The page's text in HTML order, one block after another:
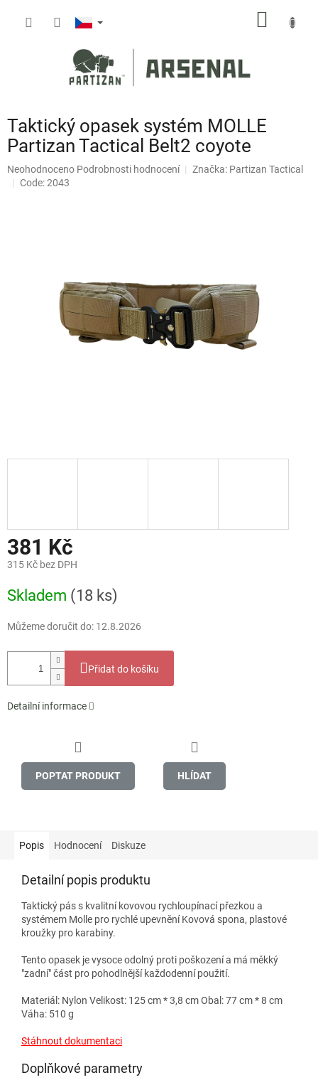
Taktický opasek systém MOLLE
Partizan Tactical Belt2 coyote
Průměrné
hodnocení
Neohodnoceno Podrobnosti hodnocení Značka: Partizan Tactical
Code: 2043
381 Kč
315 Kč bez DPH
cena:
Skladem (18 ks)
Můžeme doručit do: 12.8.2026
Přidat do košíku
Detailní informace
POPTAT PRODUKT HLÍDAT
Popis Hodnocení Diskuze
Detailní popis produktu
Taktický pás s kvalitní kovovou rychloupínací přezkou a
systémem Molle pro rychlé upevnění Kovová spona, plastové
kroužky pro karabiny.
Tento opasek je vysoce odolný proti poškození a má měkký
"zadní" část pro pohodlnější každodenní použití.
Materiál: Nylon Velikost: 125 cm * 3,8 cm Obal: 77 cm * 8 cm
Váha: 510 g
Stáhnout dokumentaci
Doplňkové parametry